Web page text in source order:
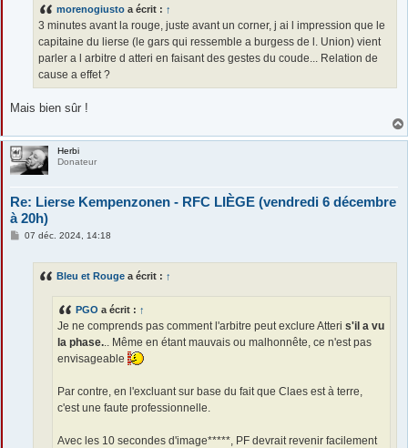
morenogiusto a écrit : ↑
3 minutes avant la rouge, juste avant un corner, j ai l impression que le
capitaine du lierse (le gars qui ressemble a burgess de l. Union) vient
parler a l arbitre d atteri en faisant des gestes du coude... Relation de
cause a effet ?
Mais bien sûr !
Herbi
Donateur
Re: Lierse Kempenzonen - RFC LIÈGE (vendredi 6 décembre
à 20h)
M07 déc. 2024, 14:18
Bleu et Rouge a écrit : ↑
PGO a écrit : ↑
Je ne comprends pas comment l'arbitre peut exclure Atteri s'il a vu
la phase. .. Même en étant mauvais ou malhonnête, ce n'est pas
envisageable
Par contre, en l'excluant sur base du fait que Claes est à terre,
c'est une faute professionnelle.
Avec les 10 secondes d'image*****, PF devrait revenir facilement